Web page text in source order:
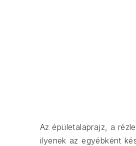
Az épületalaprajz, a
ilyenek az egyébként